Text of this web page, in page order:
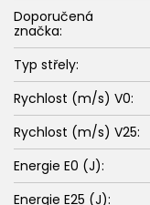
Doporučená
značka:
Typ střely:
Rychlost (m/s) V0:
Rychlost (m/s) V25:
Energie E0 (J):
Energie E25 (J):